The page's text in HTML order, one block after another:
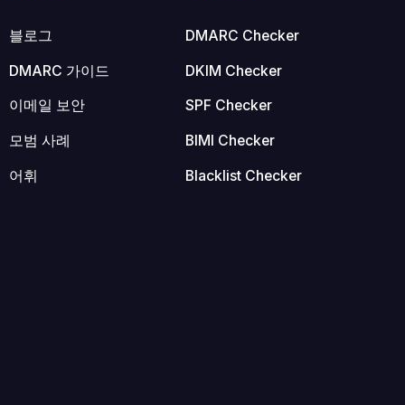
블로그
DMARC 가이드
이메일 보안
모범 사례
어휘
DMARC Checker
DKIM Checker
SPF Checker
BIMI Checker
Blacklist Checker